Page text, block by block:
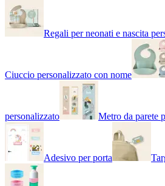
Regali per neonati e nascita
Ciuccio personalizzato con nome
personalizzato Metro da parete
Adesivo per porta